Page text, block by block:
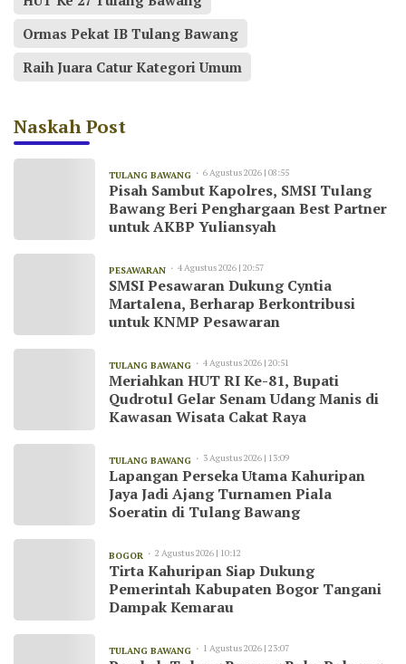
Ormas Pekat IB Tulang Bawang
Raih Juara Catur Kategori Umum
Naskah Post
TULANG BAWANG 6 Agustus 2026 | 08:55
Pisah Sambut Kapolres, SMSI Tulang
Bawang Beri Penghargaan Best Partner
untuk AKBP Yuliansyah
PESAWARAN 4 Agustus 2026 | 20:57
SMSI Pesawaran Dukung Cyntia
Martalena, Berharap Berkontribusi
untuk KNMP Pesawaran
TULANG BAWANG 4 Agustus 2026 | 20:51
Meriahkan HUT RI Ke-81, Bupati
Qudrotul Gelar Senam Udang Manis di
Kawasan Wisata Cakat Raya
TULANG BAWANG 3 Agustus 2026 | 13:09
Lapangan Perseka Utama Kahuripan
Jaya Jadi Ajang Turnamen Piala
Soeratin di Tulang Bawang
BOGOR 2 Agustus 2026 | 10:12
Tirta Kahuripan Siap Dukung
Pemerintah Kabupaten Bogor Tangani
Dampak Kemarau
TULANG BAWANG 1 Agustus 2026 | 23:07